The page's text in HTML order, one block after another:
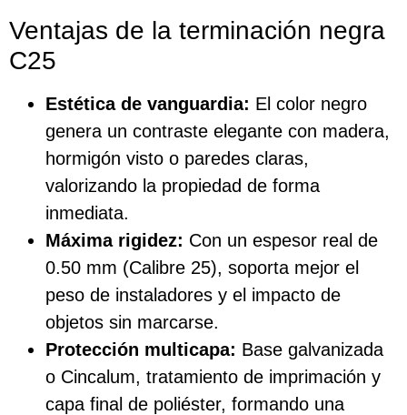
Ventajas de la terminación negra
C25
Estética de vanguardia: El color negro
genera un contraste elegante con madera,
hormigón visto o paredes claras,
valorizando la propiedad de forma
inmediata.
Máxima rigidez: Con un espesor real de
0.50 mm (Calibre 25), soporta mejor el
peso de instaladores y el impacto de
objetos sin marcarse.
Protección multicapa: Base galvanizada
o Cincalum, tratamiento de imprimación y
capa final de poliéster, formando una